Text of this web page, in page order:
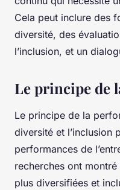
Cela peut inclure des
diversité, des
l’inclusion, et un
Le principe de
Le principe de la
diversité et l’inclusion
performances de
recherches ont
plus diversifiées et